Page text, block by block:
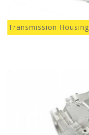
Transmission Housing